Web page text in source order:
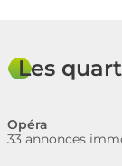
Les
Opéra
33 annonces